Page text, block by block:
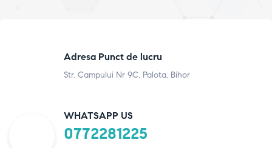
Adresa Punct de lucru
Str. Campului Nr 9C, Palota, Bihor
WHATSAPP US
0772281225